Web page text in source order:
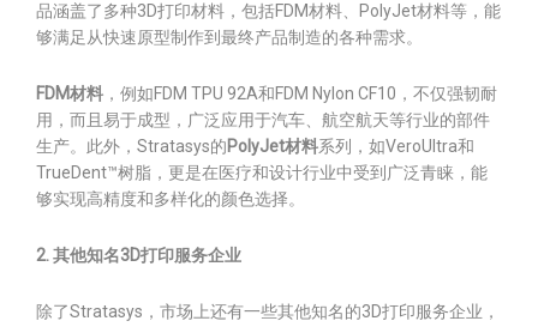
品涵盖了多种3D打印材料，包括FDM材料、PolyJet材料等，能
够满足从快速原型制作到最终产品制造的各种需求。
FDM材料 ，例如FDM TPU 92A和FDM Nylon CF10，不仅强韧耐
用，而且易于成型，广泛应用于汽车、航空航天等行业的部件
生产。此外，Stratasys的PolyJet材料系列，如VeroUltra和
TrueDent™树脂，更是在医疗和设计行业中受到广泛青睐，能
够实现高精度和多样化的颜色选择。
2. 其他知名3D打印服务企业
除了Stratasys，市场上还有一些其他知名的3D打印服务企业，